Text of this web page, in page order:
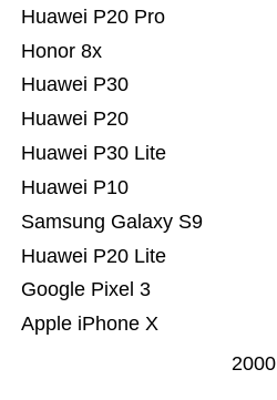
Apple iPhone X
Google Pixel 3
Huawei P20 Lite
Samsung Galaxy S9
Huawei P10
Huawei P30 Lite
Huawei P20
Huawei P30
Honor 8x
Huawei P20 Pro
2000